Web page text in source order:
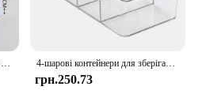
Collapsible Crate Plastic Folding Storage Box Basket Utility Cosmetic Container Desktop Holder Home Use School Desk Storage Box 4-шарові контейнери для зберігання харчових продуктів Органайзер для комори Настільна прозора кухня для ПЕТ Холодильник Коробка для макіяжу Пакети для спецій
грн.250.73